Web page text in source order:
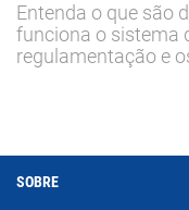
Entenda o que são
funciona o sistema
regulamentação e
SOBRE